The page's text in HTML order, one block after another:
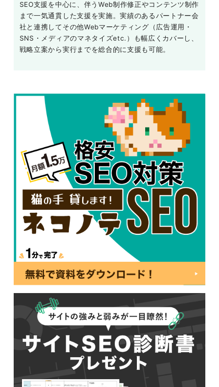
SEO支援を中心に、伴うWeb制作修正やコンテンツ制作
まで一気通貫した支援を実施。実績のあるパートナー会
社と連携してその他Webマーケティング（広告運用・
SNS・メディアのマネタイズetc.）も幅広くカバーし、
戦略立案から実行までを総合的に支援も可能。